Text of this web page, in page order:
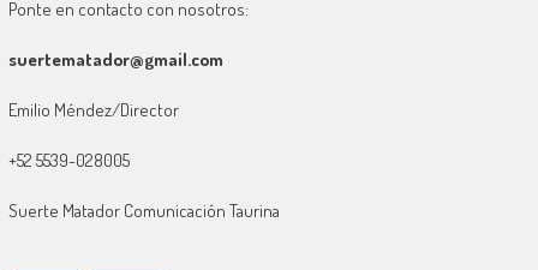
Ponte en contacto con nosotros:
suertematador@gmail.com
Emilio Méndez/Director
+52 5539-028005
Suerte Matador Comunicación Taurina